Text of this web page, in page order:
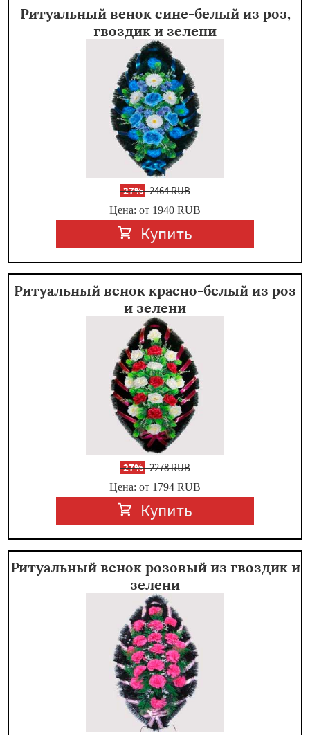
Ритуальный венок сине-белый из роз,
гвоздик и зелени
-27%2464 RUB
Цена: от 1940 RUB
Купить
Ритуальный венок красно-белый из роз
и зелени
-27%2278 RUB
Цена: от 1794 RUB
Купить
Ритуальный венок розовый из гвоздик и
зелени